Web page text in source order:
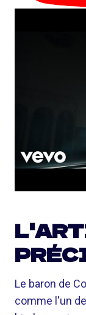
Le baron de
comme l'un